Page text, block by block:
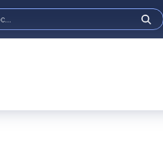
Анонсы